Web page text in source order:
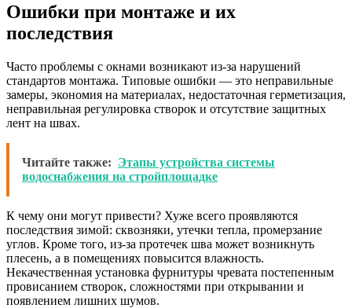
Ошибки при монтаже и их
последствия
Часто проблемы с окнами возникают из-за нарушений
стандартов монтажа. Типовые ошибки — это неправильные
замеры, экономия на материалах, недостаточная герметизация,
неправильная регулировка створок и отсутствие защитных
лент на швах.
Читайте также: Этапы устройства системы
водоснабжения на стройплощадке
К чему они могут привести? Хуже всего проявляются
последствия зимой: сквозняки, утечки тепла, промерзание
углов. Кроме того, из-за протечек шва может возникнуть
плесень, а в помещениях повысится влажность.
Некачественная установка фурнитуры чревата постепенным
провисанием створок, сложностями при открывании и
появлением лишних шумов.